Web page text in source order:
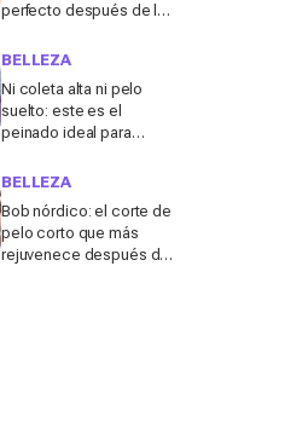
perfecto después de los
2026, según una
BELLEZA
Ni coleta alta ni pelo
suelto: este es el
peinado ideal para
de calor, según una
BELLEZA
Bob nórdico: el corte de
pelo corto que más
rejuvenece después de